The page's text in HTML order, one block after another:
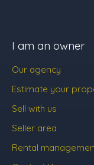
I am an owner
Our agency
Estimate your
Sell with us
Seller area
Rental